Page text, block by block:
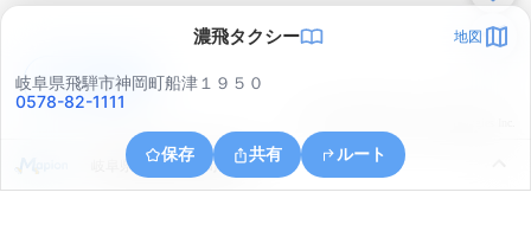
濃飛タクシー 地図
岐阜県飛騨市神岡町船津１９５０
0578-82-1111
保存 共有 ルート
岐阜県飛騨市神岡町船津
アプリで見る